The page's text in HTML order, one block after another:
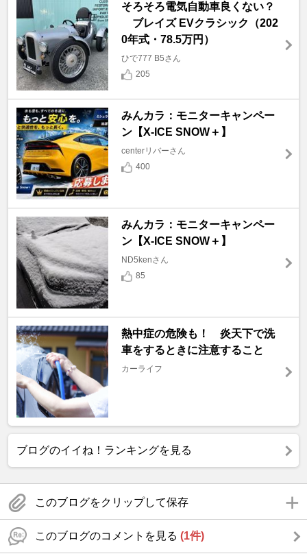
そろそろ電気自動車良くない？
ブレイズ EVクラシック（202
0年式・78.5万円）
ひで777 B5さん
205
みんカラ：モニターキャンペー
ン【X-ICE SNOW＋】
centerリバーさん
400
みんカラ：モニターキャンペー
ン【X-ICE SNOW＋】
ND5kenさん
85
熱中症の危険も！ 炎天下で洗
車をするときに注意すること
カーライフ
ブログのイイね！ランキングを見る
このブログをクリップして保存
このブログのコメントを見る (1件)